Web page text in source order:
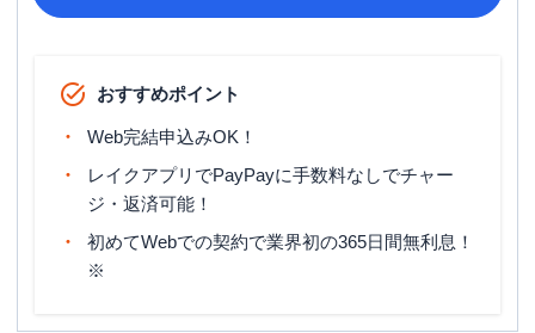
おすすめポイント
Web完結申込みOK！
レイクアプリでPayPayに手数料なしでチャー
ジ・返済可能！
初めてWebでの契約で業界初の365日間無利息！
※